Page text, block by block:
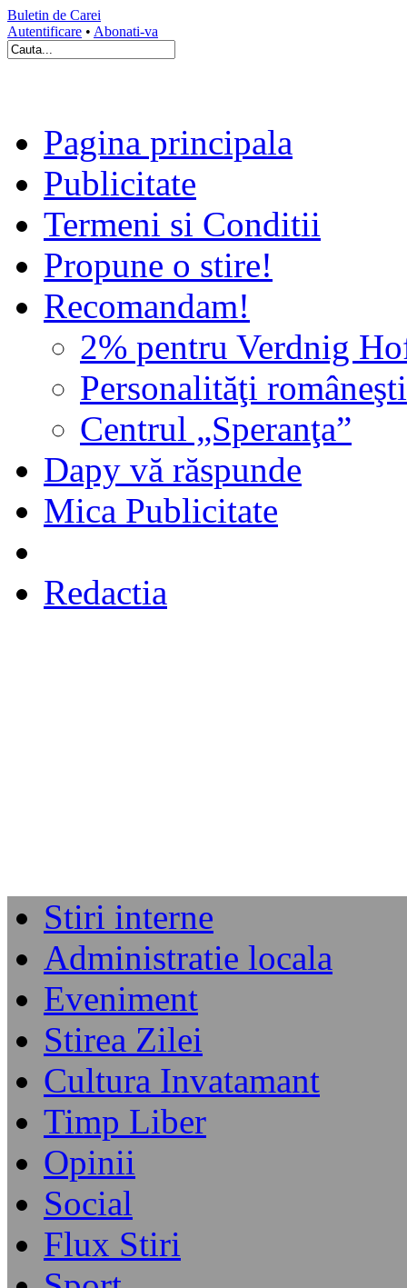
Buletin de Carei
Autentificare • Abonati-va
Pagina principala
Publicitate
Termeni si Conditii
Propune o stire!
Recomandam!
2% pentru Verdnig
Personalităţi româneşti
Centrul „Speranţa”
Dapy vă răspunde
Mica Publicitate
Redactia
Stiri interne
Administratie locala
Eveniment
Stirea Zilei
Cultura Invatamant
Timp Liber
Opinii
Social
Flux Stiri